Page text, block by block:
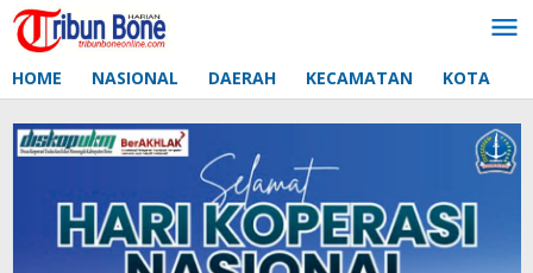
Lewati
ke
HOME NASIONAL DAERAH KECAMATAN KOTA